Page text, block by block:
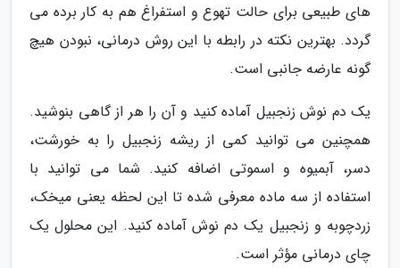
های طبیعی برای حالت تهوع و استفراغ هم به کار برده می
گردد. بهترین نکته در رابطه با این روش درمانی، نبودن هیچ
گونه عارضه جانبی است.
یک دم نوش زنجبیل آماده کنید و آن را هر از گاهی بنوشید.
همچنین می توانید کمی از ریشه زنجبیل را به خورشت،
دسر، آبمیوه و اسموتی اضافه کنید. شما می توانید با
استفاده از سه ماده معرفی شده تا این لحظه یعنی میخک،
زردچوبه و زنجبیل یک دم نوش آماده کنید. این محلول یک
چای درمانی مؤثر است.